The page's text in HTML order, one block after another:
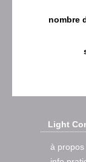
nombre
Light
à propos